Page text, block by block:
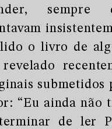
sempre
o livro de
submetidos
“Eu ainda não
de ler